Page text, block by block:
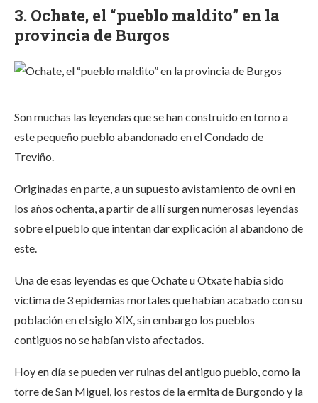
3. Ochate, el “pueblo maldito” en la
provincia de Burgos
Son muchas las leyendas que se han construido en torno a
este pequeño pueblo abandonado en el Condado de
Treviño.
Originadas en parte, a un supuesto avistamiento de ovni en
los años ochenta, a partir de allí surgen numerosas leyendas
sobre el pueblo que intentan dar explicación al abandono de
este.
Una de esas leyendas es que Ochate u Otxate había sido
víctima de 3 epidemias mortales que habían acabado con su
población en el siglo XIX, sin embargo los pueblos
contiguos no se habían visto afectados.
Hoy en día se pueden ver ruinas del antiguo pueblo, como la
torre de San Miguel, los restos de la ermita de Burgondo y la